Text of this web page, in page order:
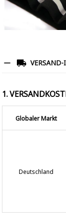
1.
Globaler Markt
Deutschland